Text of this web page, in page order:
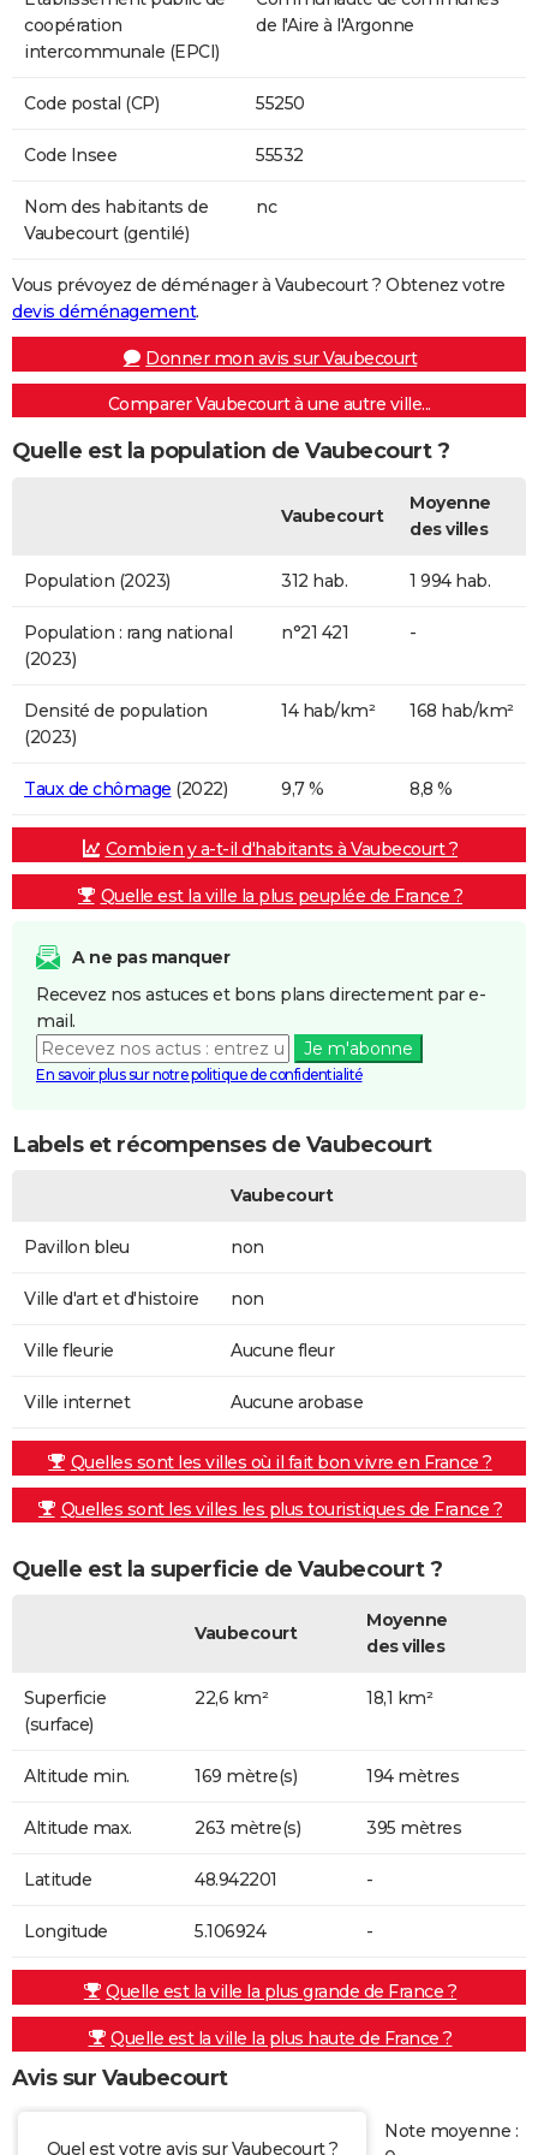
coopération
intercommunale (EPCI)
de l'Aire à l'Argonne
Code postal (CP) 55250
Code Insee 55532
Nom des habitants de
Vaubecourt (gentilé)
nc
Vous prévoyez de déménager à Vaubecourt ? Obtenez votre
devis déménagement.
Donner mon avis sur Vaubecourt
Comparer Vaubecourt à une autre ville...
Quelle est la population de Vaubecourt ?
Vaubecourt
Moyenne
des villes
Population (2023) 312 hab. 1 994 hab.
Population : rang national
(2023)
n°21 421 -
Densité de population
(2023)
14 hab/km² 168 hab/km²
Taux de chômage (2022) 9,7 % 8,8 %
Combien y a-t-il d'habitants à Vaubecourt ?
Quelle est la ville la plus peuplée de France ?
A ne pas manquer
Recevez nos astuces et bons plans directement par e-
mail.
Je m'abonne
En savoir plus sur notre politique de confidentialité
Labels et récompenses de Vaubecourt
Vaubecourt
Pavillon bleu non
Ville d'art et d'histoire non
Ville fleurie Aucune fleur
Ville internet Aucune arobase
Quelles sont les villes où il fait bon vivre en France ?
Quelles sont les villes les plus touristiques de France ?
Quelle est la superficie de Vaubecourt ?
Vaubecourt
Moyenne
des villes
Superficie
(surface)
22,6 km² 18,1 km²
Altitude min. 169 mètre(s) 194 mètres
Altitude max. 263 mètre(s) 395 mètres
Latitude 48.942201 -
Longitude 5.106924 -
Quelle est la ville la plus grande de France ?
Quelle est la ville la plus haute de France ?
Avis sur Vaubecourt
Quel est votre avis sur Vaubecourt ?
Note moyenne :